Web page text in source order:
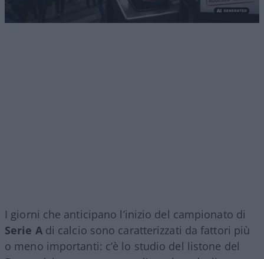
I giorni che anticipano l’inizio del campionato di
Serie Adi calcio sono caratterizzati da fattori più
o meno importanti: c’è lo studio del listone del